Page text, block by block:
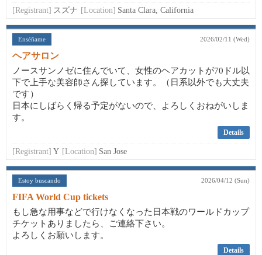
[Registrant] スズナ [Location] Santa Clara, California
Enséñame 2026/02/11 (Wed)
ヘアサロン
ノースサンノゼに住んでいて、女性のヘアカットが70ドル以
下で上手な美容師さん探しています。（日系以外でも大丈夫
です）
日本にしばらく帰る予定がないので、よろしくおねがいしま
す。
Details
[Registrant] Y [Location] San Jose
Estoy buscando 2026/04/12 (Sun)
FIFA World Cup tickets
もし急な用事などで行けなくなった日本戦のワールドカップ
チケットありましたら、ご連絡下さい。
よろしくお願いします。
Details